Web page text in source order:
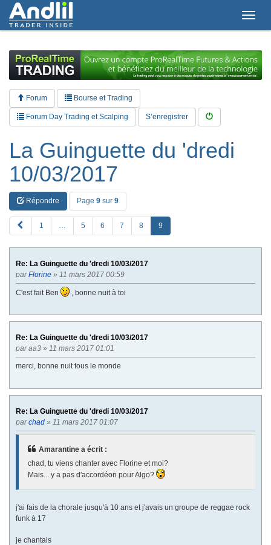
T
g
l
e
n
Forum Bourse et Trading
Forum Day Trading et Scalping S’enregistrer
La Guinguette du 'dredi
10/03/2017
Répondre Page 9 sur 9
R
E
1 … 5 6 7 8 9
Re: La Guinguette du 'dredi 10/03/2017
parFlorine » 11 mars 2017 00:59
C'est fait Ben , bonne nuit à toi
Re: La Guinguette du 'dredi 10/03/2017
paraa3 » 11 mars 2017 01:01
merci, bonne nuit tous le monde
Re: La Guinguette du 'dredi 10/03/2017
parchad » 11 mars 2017 01:07
Amarantine a écrit :
chad, tu viens chanter avec Florine et moi?
Mais... y a pas d'accordéon pour Algo?
j'ai fais de la chorale jusqu'à 10 ans et j'avais un groupe de reggae rock
funk à 17
je chantais